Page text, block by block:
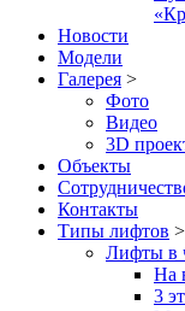
Новости
Модели
Галерея >
Фото
Видео
3D
Объекты
Контакты
Типы лифтов >
Лифты в
На
3